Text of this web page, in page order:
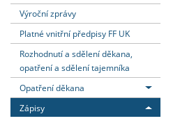
Výroční zprávy
Platné vnitřní předpisy FF UK
Rozhodnutí a sdělení děkana,
opatření a sdělení tajemníka
Opatření děkana
Zápisy